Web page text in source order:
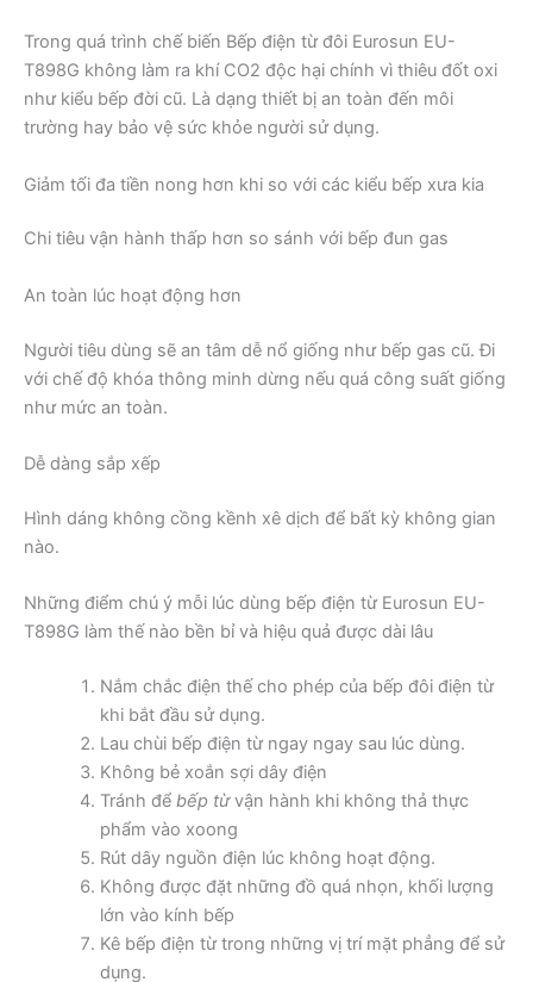
Trong quá trình chế biến Bếp điện từ đôi Eurosun EU-
T898G không làm ra khí CO2 độc hại chính vì thiêu đốt oxi
như kiểu bếp đời cũ. Là dạng thiết bị an toàn đến môi
trường hay bảo vệ sức khỏe người sử dụng.
Giảm tối đa tiền nong hơn khi so với các kiểu bếp xưa kia
Chi tiêu vận hành thấp hơn so sánh với bếp đun gas
An toàn lúc hoạt động hơn
Người tiêu dùng sẽ an tâm dễ nổ giống như bếp gas cũ. Đi
với chế độ khóa thông minh dừng nếu quá công suất giống
như mức an toàn.
Dễ dàng sắp xếp
Hình dáng không cồng kềnh xê dịch để bất kỳ không gian
nào.
Những điểm chú ý mỗi lúc dùng bếp điện từ Eurosun EU-
T898G làm thế nào bền bỉ và hiệu quả được dài lâu
Nắm chắc điện thế cho phép của bếp đôi điện từ
khi bắt đầu sử dụng.
Lau chùi bếp điện từ ngay ngay sau lúc dùng.
Không bẻ xoắn sợi dây điện
Tránh để bếp từvận hành khi không thả thực
phẩm vào xoong
Rút dây nguồn điện lúc không hoạt động.
Không được đặt những đồ quá nhọn, khối lượng
lớn vào kính bếp
Kê bếp điện từ trong những vị trí mặt phẳng để sử
dụng.